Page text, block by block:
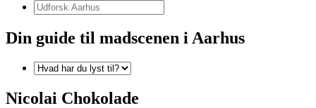
Din guide til madscenen i Aarhus
Nicolai Chokolade